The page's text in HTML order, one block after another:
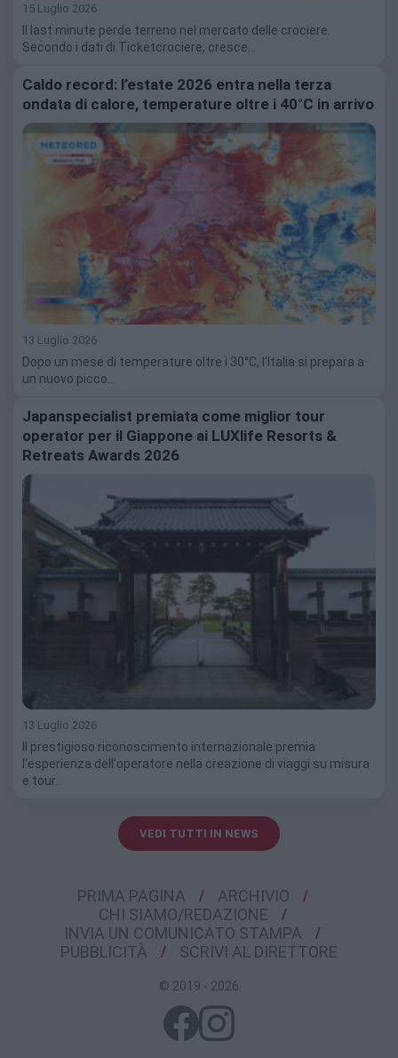
15 Luglio 2026
Il last minute perde terreno nel mercato delle crociere.
Secondo i dati di Ticketcrociere, cresce…
Caldo record: l’estate 2026 entra nella terza
ondata di calore, temperature oltre i 40°C in arrivo
13 Luglio 2026
Dopo un mese di temperature oltre i 30°C, l'Italia si prepara a
un nuovo picco…
Japanspecialist premiata come miglior tour
operator per il Giappone ai LUXlife Resorts &
Retreats Awards 2026
13 Luglio 2026
Il prestigioso riconoscimento internazionale premia
l'esperienza dell'operatore nella creazione di viaggi su misura
e tour…
VEDI TUTTI IN NEWS
PRIMA PAGINA
ARCHIVIO
CHI SIAMO/REDAZIONE
INVIA UN COMUNICATO STAMPA
PUBBLICITÀ
SCRIVI AL DIRETTORE
© 2019 - 2026